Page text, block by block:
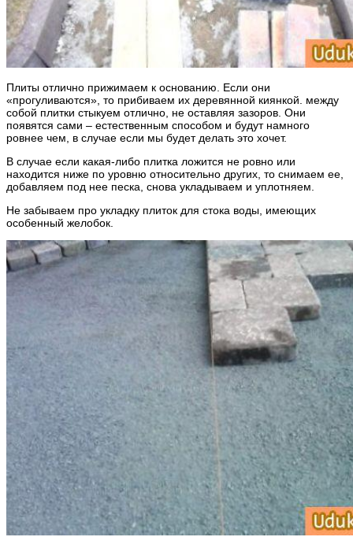
Плиты отлично прижимаем к основанию. Если они
«прогуливаются», то прибиваем их деревянной киянкой. между
собой плитки стыкуем отлично, не оставляя зазоров. Они
появятся сами – естественным способом и будут намного
ровнее чем, в случае если мы будет делать это хочет.
В случае если какая-либо плитка ложится не ровно или
находится ниже по уровню относительно других, то снимаем ее,
добавляем под нее песка, снова укладываем и уплотняем.
Не забываем про укладку плиток для стока воды, имеющих
особенный желобок.